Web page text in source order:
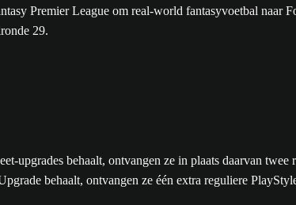
Premier League om real-world fantasyvoetbal naar
29.
upgrades behaalt, ontvangen ze in plaats daarvan twee
behaalt, ontvangen ze één extra reguliere